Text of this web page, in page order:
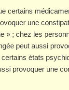
certains
une
» ; chez les
peut aussi
états
provoquer une